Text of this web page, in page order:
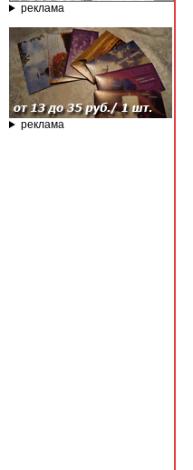
реклама
реклама